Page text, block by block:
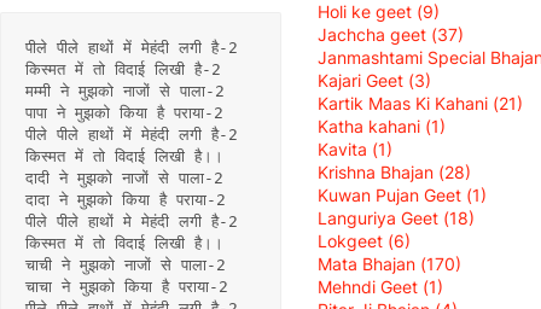
पीले पीले हाथों में मेहंदी लगी है-2
किस्मत में तो विदाई लिखी है-2
मम्मी ने मुझको नाजों से पाला-2
पापा ने मुझको किया है पराया-2
पीले पीले हाथों में मेहंदी लगी है-2
किस्मत में तो विदाई लिखी है।।
दादी ने मुझको नाजों से पाला-2
दादा ने मुझको किया है पराया-2
पीले पीले हाथों मे मेहंदी लगी है-2
किस्मत में तो विदाई लिखी है।।
चाची ने मुझको नाजों से पाला-2
चाचा ने मुझको किया है पराया-2
Holi ke geet (9)
Jachcha geet (37)
Janmashtami Special
Kajari Geet (3)
Kartik Maas Ki Kahani (21)
Katha kahani (1)
Kavita (1)
Krishna Bhajan (28)
Kuwan Pujan Geet (1)
Languriya Geet (18)
Lokgeet (6)
Mata Bhajan (170)
Mehndi Geet (1)